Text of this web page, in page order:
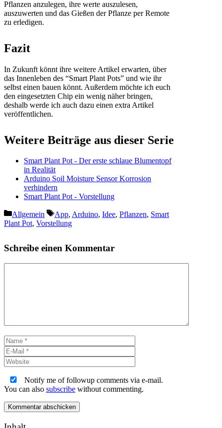
Pflanzen anzulegen, ihre werte auszulesen,
auszuwerten und das Gießen der Pflanze per Remote
zu erledigen.
Fazit
In Zukunft könnt ihre weitere Artikel erwarten, über
das Innenleben des “Smart Plant Pots” und wie ihr
selbst einen bauen könnt. Außerdem möchte ich euch
den eingesetzten Chip ein wenig näher bringen,
deshalb werde ich auch dazu einen extra Artikel
veröffentlichen.
Weitere Beiträge aus dieser Serie
Smart Plant Pot - Der erste schlaue Blumentopf
in Realität
Arduino Soil Moisture Sensor Korrosion
verhindern
Smart Plant Pot - Vorstellung
Kategorien
Allgemein Schlagwörter
App, Arduino, Idee, Pflanzen, Smart
Plant Pot, Vorstellung
Schreibe einen Kommentar
Name
Mail
Notify me of followup comments via e-mail.
You can also subscribe without commenting.